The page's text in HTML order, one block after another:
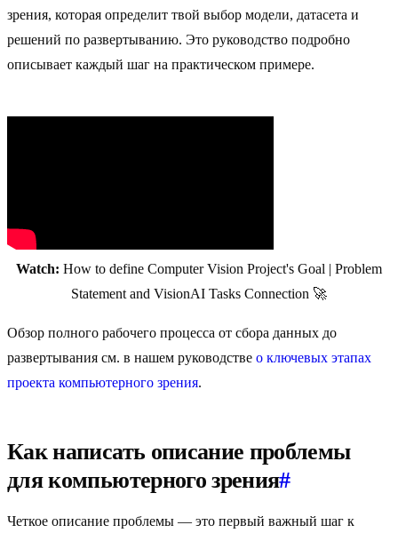
зрения, которая определит твой выбор модели, датасета и
решений по развертыванию. Это руководство подробно
описывает каждый шаг на практическом примере.
Watch: How to define Computer Vision Project's Goal | Problem
Statement and VisionAI Tasks Connection 🚀
Обзор полного рабочего процесса от сбора данных до
развертывания см. в нашем руководстве о ключевых этапах
проекта компьютерного зрения.
Как написать описание проблемы
для компьютерного зрения#
Четкое описание проблемы — это первый важный шаг к